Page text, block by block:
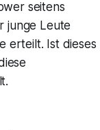
seitens
junge Leute
erteilt. Ist dieses